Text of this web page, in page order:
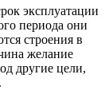
эксплуатации
периода они
строения в
желание
другие цели,